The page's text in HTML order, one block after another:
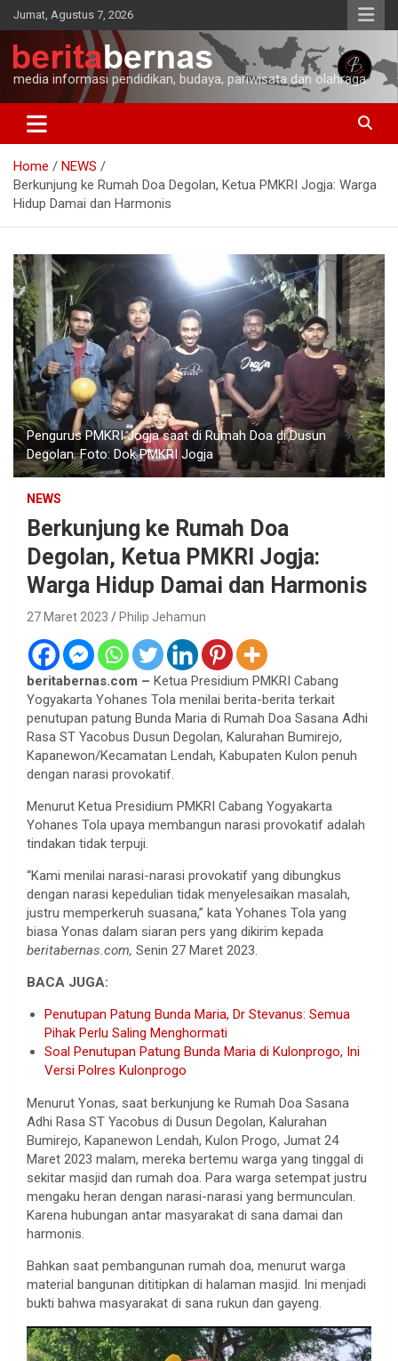
Skip
to
content
Jumat, Agustus 7, 2026
media informasi pendidikan, budaya, pariwisata dan olahraga
Home
NEWS
Berkunjung ke Rumah Doa Degolan, Ketua PMKRI Jogja: Warga
Hidup Damai dan Harmonis
Pengurus PMKRI Jogja saat di Rumah Doa di Dusun
Degolan. Foto: Dok PMKRI Jogja
NEWS
Berkunjung ke Rumah Doa
Degolan, Ketua PMKRI Jogja:
Warga Hidup Damai dan Harmonis
27 Maret 2023 Philip Jehamun
beritabernas.com – Ketua Presidium PMKRI Cabang
Yogyakarta Yohanes Tola menilai berita-berita terkait
penutupan patung Bunda Maria di Rumah Doa Sasana Adhi
Rasa ST Yacobus Dusun Degolan, Kalurahan Bumirejo,
Kapanewon/Kecamatan Lendah, Kabupaten Kulon penuh
dengan narasi provokatif.
Menurut Ketua Presidium PMKRI Cabang Yogyakarta
Yohanes Tola upaya membangun narasi provokatif adalah
tindakan tidak terpuji.
“Kami menilai narasi-narasi provokatif yang dibungkus
dengan narasi kepedulian tidak menyelesaikan masalah,
justru memperkeruh suasana,” kata Yohanes Tola yang
biasa Yonas dalam siaran pers yang dikirim kepada
beritabernas.com, Senin 27 Maret 2023.
BACA JUGA:
Penutupan Patung Bunda Maria, Dr Stevanus: Semua
Pihak Perlu Saling Menghormati
Soal Penutupan Patung Bunda Maria di Kulonprogo, Ini
Versi Polres Kulonprogo
Menurut Yonas, saat berkunjung ke Rumah Doa Sasana
Adhi Rasa ST Yacobus di Dusun Degolan, Kalurahan
Bumirejo, Kapanewon Lendah, Kulon Progo, Jumat 24
Maret 2023 malam, mereka bertemu warga yang tinggal di
sekitar masjid dan rumah doa. Para warga setempat justru
mengaku heran dengan narasi-narasi yang bermunculan.
Karena hubungan antar masyarakat di sana damai dan
harmonis.
Bahkan saat pembangunan rumah doa, menurut warga
material bangunan dititipkan di halaman masjid. Ini menjadi
bukti bahwa masyarakat di sana rukun dan gayeng.